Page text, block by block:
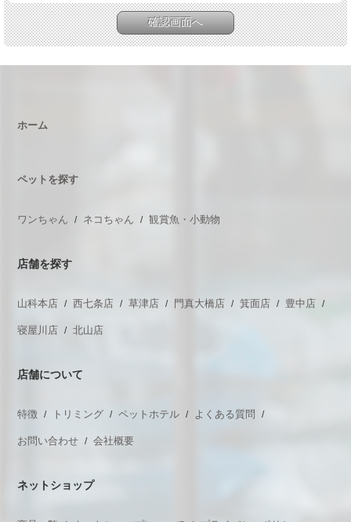
ホーム
ペットを探す
ワンちゃん ネコちゃん 観賞魚・小動物
店舗を探す
山科本店 西七条店 草津店 門真大橋店 箕面店 豊中店
寝屋川店 北山店
店舗について
特徴 トリミング ペットホテル よくある質問
お問い合わせ 会社概要
ネットショップ